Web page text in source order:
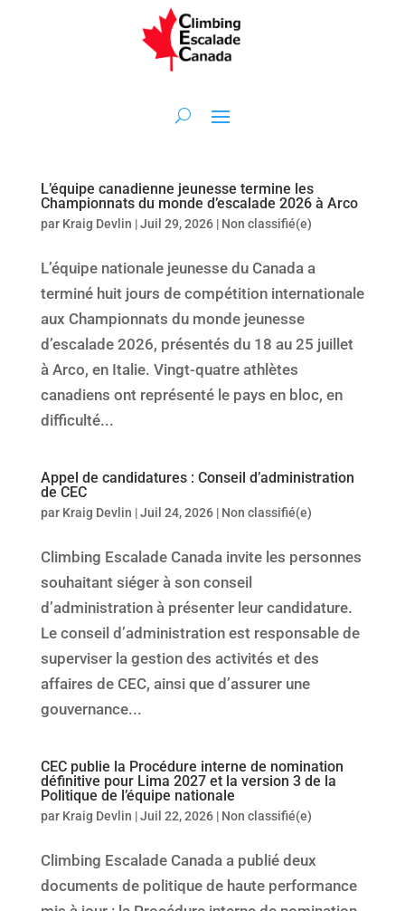
L’équipe canadienne jeunesse termine les
Championnats du monde d’escalade 2026 à Arco
par Kraig Devlin |Juil 29, 2026| Non classifié(e)
L’équipe nationale jeunesse du Canada a
terminé huit jours de compétition internationale
aux Championnats du monde jeunesse
d’escalade 2026, présentés du 18 au 25 juillet
à Arco, en Italie. Vingt-quatre athlètes
canadiens ont représenté le pays en bloc, en
difficulté...
Appel de candidatures : Conseil d’administration
de CEC
par Kraig Devlin |Juil 24, 2026| Non classifié(e)
Climbing Escalade Canada invite les personnes
souhaitant siéger à son conseil
d’administration à présenter leur candidature.
Le conseil d’administration est responsable de
superviser la gestion des activités et des
affaires de CEC, ainsi que d’assurer une
gouvernance...
CEC publie la Procédure interne de nomination
définitive pour Lima 2027 et la version 3 de la
Politique de l’équipe nationale
par Kraig Devlin |Juil 22, 2026| Non classifié(e)
Climbing Escalade Canada a publié deux
documents de politique de haute performance